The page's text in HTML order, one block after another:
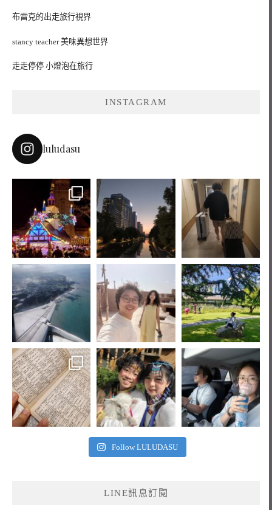
布雷克的出走旅行視界
stancy teacher 美味異想世界
走走停停 小燈泡在旅行
INSTAGRAM
luludasu
Follow LULUDASU
LINE訊息訂閱